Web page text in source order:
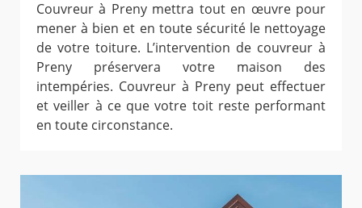
Couvreur à Preny mettra tout en œuvre pour
mener à bien et en toute sécurité le nettoyage
de votre toiture. L’intervention de couvreur à
Preny préservera votre maison des
intempéries. Couvreur à Preny peut effectuer
et veiller à ce que votre toit reste performant
en toute circonstance.